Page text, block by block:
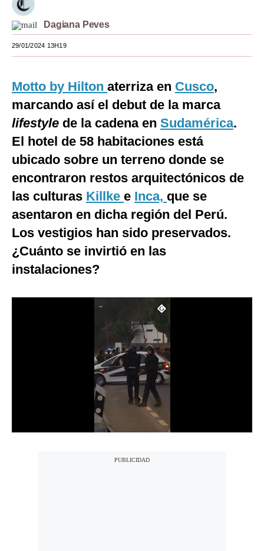
Viajes
Mundo
EEUU
España
Internacional
Club del Suscriptor
Mix
G de Gestión
Notas Contratadas
Dagiana Peves
29/01/2024 13H19
Motto by Hilton aterriza en Cusco,
marcando así el debut de la marca
lifestyle de la cadena en Sudamérica.
El hotel de 58 habitaciones está
ubicado sobre un terreno donde se
encontraron restos arquitectónicos de
las culturas Killke e Inca, que se
asentaron en dicha región del Perú.
Los vestigios han sido preservados.
¿Cuánto se invirtió en las
instalaciones?